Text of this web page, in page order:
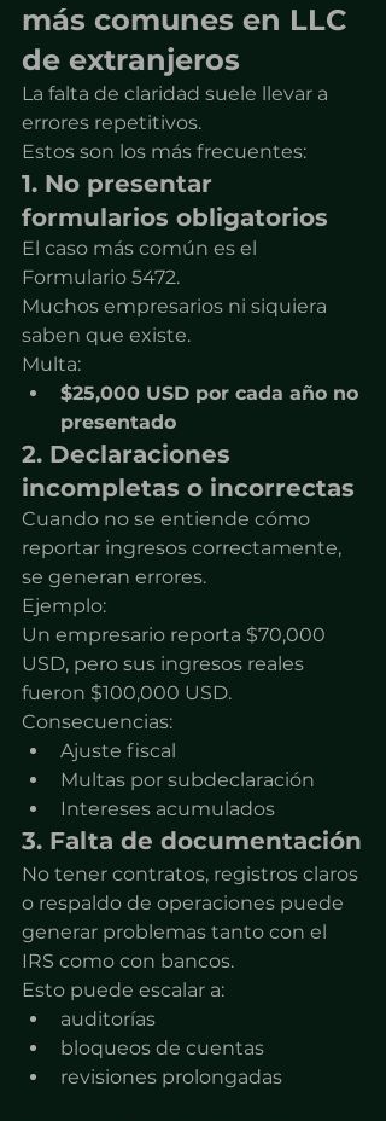
más comunes en LLC
de extranjeros
La falta de claridad suele llevar a
errores repetitivos.
Estos son los más frecuentes:
1. No presentar
formularios obligatorios
El caso más común es el
Formulario 5472.
Muchos empresarios ni siquiera
saben que existe.
Multa:
$25,000 USD por cada año no
presentado
2. Declaraciones
incompletas o incorrectas
Cuando no se entiende cómo
reportar ingresos correctamente,
se generan errores.
Ejemplo:
Un empresario reporta $70,000
USD, pero sus ingresos reales
fueron $100,000 USD.
Consecuencias:
Ajuste fiscal
Multas por subdeclaración
Intereses acumulados
3. Falta de documentación
No tener contratos, registros claros
o respaldo de operaciones puede
generar problemas tanto con el
IRS como con bancos.
Esto puede escalar a:
auditorías
bloqueos de cuentas
revisiones prolongadas